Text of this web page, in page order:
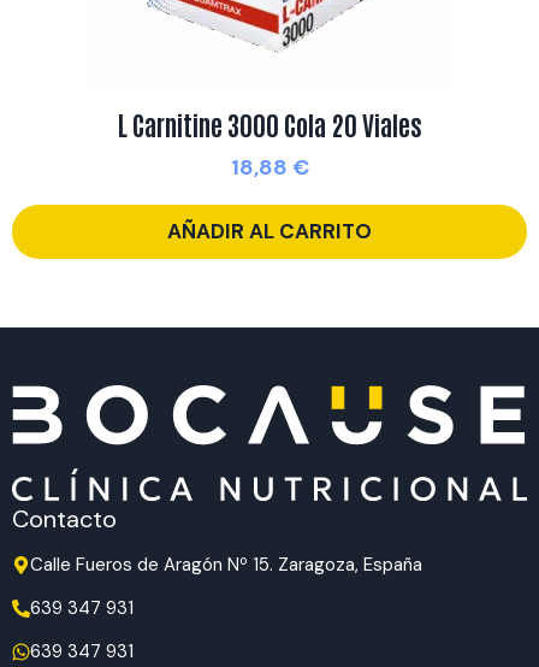
L Carnitine 3000 Cola 20 Viales
18,88 €
AÑADIR AL CARRITO
Contacto
Calle Fueros de Aragón Nº 15. Zaragoza, España
639 347 931
639 347 931